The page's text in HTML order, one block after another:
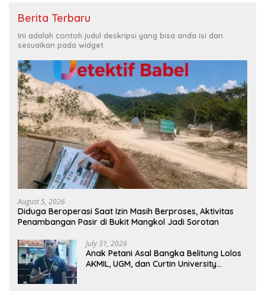
Berita Terbaru
Ini adalah contoh judul deskripsi yang bisa anda isi dan
sesuaikan pada widget
August 5, 2026
Diduga Beroperasi Saat Izin Masih Berproses, Aktivitas
Penambangan Pasir di Bukit Mangkol Jadi Sorotan
July 31, 2026
Anak Petani Asal Bangka Belitung Lolos
AKMIL, UGM, dan Curtin University